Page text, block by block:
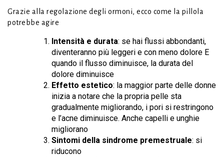
Grazie alla regolazione degli ormoni, ecco come la pillola
potrebbe agire
Intensità e durata: se hai flussi abbondanti,
diventeranno più leggeri e con meno dolore E
quando il flusso diminuisce, la durata del
dolore diminuisce
Effetto estetico: la maggior parte delle donne
inizia a notare che la propria pelle sta
gradualmente migliorando, i pori si restringono
e l’acne diminuisce. Anche capelli e unghie
migliorano
Sintomi della sindrome premestruale: si
riducono